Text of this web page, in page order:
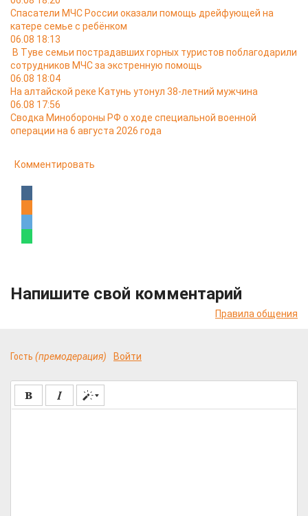
Спасатели МЧС России оказали помощь дрейфующей на
катере семье с ребёнком
06.08 18:13
В Туве семьи пострадавших горных туристов поблагодарили
сотрудников МЧС за экстренную помощь
06.08 18:04
На алтайской реке Катунь утонул 38-летний мужчина
06.08 17:56
Сводка Минобороны РФ о ходе специальной военной
операции на 6 августа 2026 года
Комментировать
Напишите свой комментарий
Правила общения
Гость (премодерация) Войти